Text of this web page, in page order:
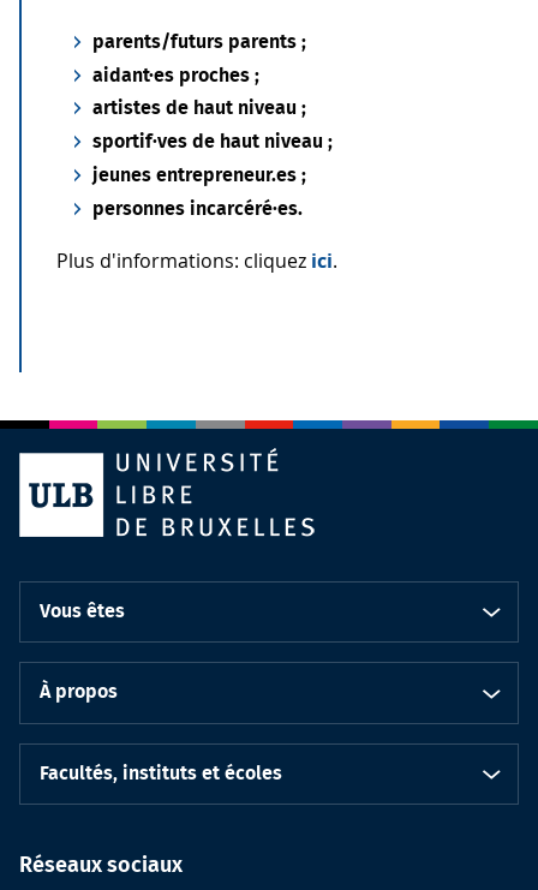
parents/futurs parents ;
aidant·es proches ;
artistes de haut niveau ;
sportif·ves de haut niveau ;
jeunes entrepreneur.es ;
personnes incarcéré·es.
Plus d'informations: cliquez ici.
Vous êtes
À propos
Facultés, instituts et écoles
Réseaux sociaux